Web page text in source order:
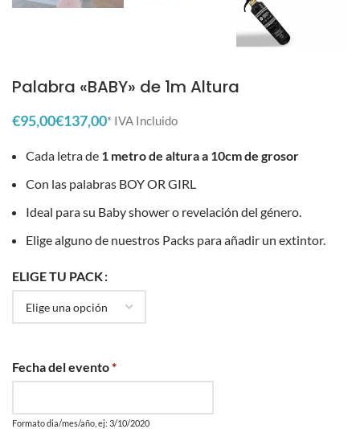
Palabra «BABY» de 1m Altura
€ €
Cada letra de 1 metro de altura a 10cm de grosor
Con las palabras BOY OR GIRL
Ideal para su Baby shower o revelación del género.
Elige alguno de nuestros Packs para añadir un extintor.
ELIGE TU PACK
Fecha del evento*
Formato dia/mes/año, ej: 3/10/2020